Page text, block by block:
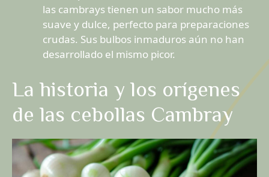
las cambrays tienen un sabor mucho más
suave y dulce, perfecto para preparaciones
crudas. Sus bulbos inmaduros aún no han
desarrollado el mismo picor.
La historia y los orígenes
de las cebollas Cambray